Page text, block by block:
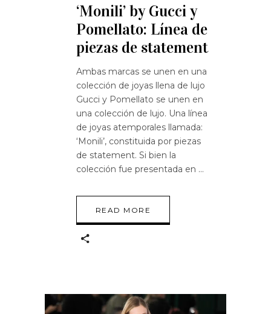
‘Monili’ by Gucci y
Pomellato: Línea de
piezas de statement
Ambas marcas se unen en una
colección de joyas llena de lujo
Gucci y Pomellato se unen en
una colección de lujo. Una línea
de joyas atemporales llamada:
‘Monili’, constituida por piezas
de statement. Si bien la
colección fue presentada en
READ MORE